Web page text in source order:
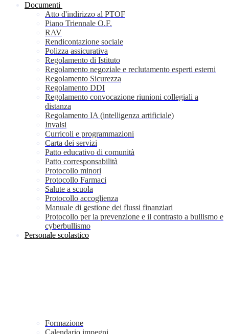
Documenti
Atto d'indirizzo al PTOF
Piano Triennale O.F.
RAV
Rendicontazione sociale
Polizza assicurativa
Regolamento di Istituto
Regolamento negoziale e reclutamento esperti esterni
Regolamento Sicurezza
Regolamento DDI
Regolamento convocazione riunioni collegiali a
distanza
Regolamento IA (intelligenza artificiale)
Invalsi
Curricoli e programmazioni
Carta dei servizi
Patto educativo di comunità
Patto corresponsabilità
Protocollo minori
Protocollo Farmaci
Salute a scuola
Protocollo accoglienza
Manuale di gestione dei flussi finanziari
Protocollo per la prevenzione e il contrasto a bullismo e
cyberbullismo
Personale scolastico
Formazione